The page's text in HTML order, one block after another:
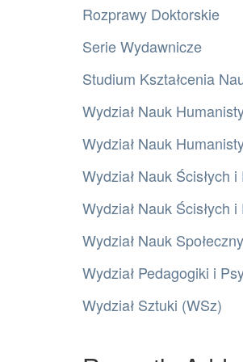
Rozprawy Doktorskie
Serie Wydawnicze
Studium Kształcenia
Wydział Nauk
Wydział Nauk
Wydział Nauk Ścisłych
Wydział Nauk Ścisłych
Wydział Nauk
Wydział Pedagogiki i
Wydział Sztuki (WSz)